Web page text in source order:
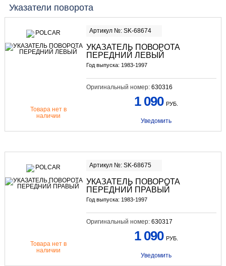
Указатели поворота
Артикул №: SK-68674
УКАЗАТЕЛЬ ПОВОРОТА
ПЕРЕДНИЙ ЛЕВЫЙ
Год выпуска: 1983-1997
Оригинальный номер: 630316
Товара нет в
наличии
1 090 РУБ.
Уведомить
Артикул №: SK-68675
УКАЗАТЕЛЬ ПОВОРОТА
ПЕРЕДНИЙ ПРАВЫЙ
Год выпуска: 1983-1997
Оригинальный номер: 630317
Товара нет в
наличии
1 090 РУБ.
Уведомить